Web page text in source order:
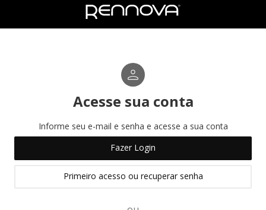
Acesse sua conta
Informe seu e-mail e senha e acesse a sua conta
Fazer Login
Primeiro acesso ou recuperar senha